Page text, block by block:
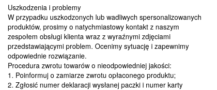
Uszkodzenia i problemy
W przypadku uszkodzonych lub wadliwych spersonalizowanych
produktów, prosimy o natychmiastowy kontakt z naszym
zespołem obsługi klienta wraz z wyraźnymi zdjęciami
przedstawiającymi problem. Ocenimy sytuację i zapewnimy
odpowiednie rozwiązanie.
Procedura zwrotu towarów o nieodpowiedniej jakości:
1. Poinformuj o zamiarze zwrotu opłaconego produktu;
2. Zgłosić numer deklaracji wysłanej paczki i numer karty